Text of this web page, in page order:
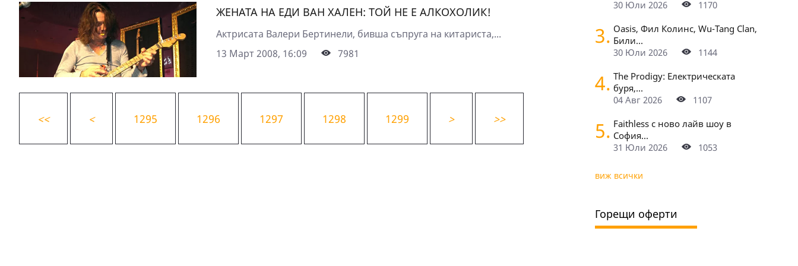
ЖЕНАТА НА ЕДИ ВАН ХАЛЕН: ТОЙ НЕ Е АЛКОХОЛИК!
Актрисата Валери Бертинели, бивша съпруга на китариста,...
13 Март 2008, 16:09
7981
<< < 1295 1296 1297 1298 1299 > >>
30 Юли 2026 1170
3. Oasis, Фил Колинс, Wu-Tang Clan,
Били...
30 Юли 2026
1144
4. The Prodigy: Електрическата
буря,...
04 Авг 2026
1107
5. Faithless с ново лайв шоу в
София...
31 Юли 2026
1053
виж всички
Горещи оферти